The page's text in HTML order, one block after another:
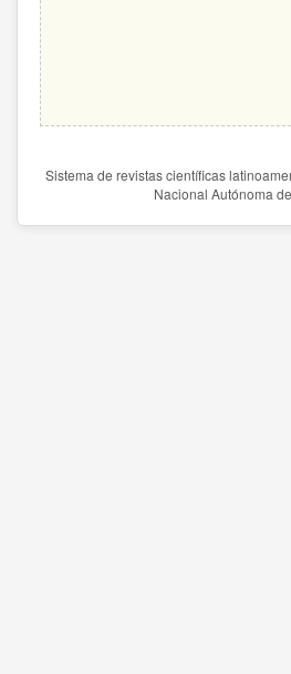
Sistema de revistas científicas
Nacional Autónoma